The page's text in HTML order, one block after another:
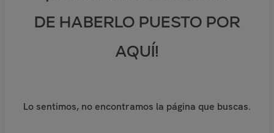
DE HABERLO PUESTO POR
AQUÍ!
Lo sentimos, no encontramos la página que buscas.